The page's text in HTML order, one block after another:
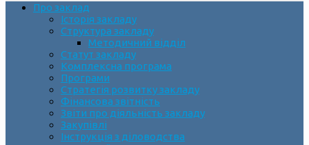
Про заклад
Історія закладу
Структура закладу
Методичний відділ
Статут закладу
Комплексна програма
Програми
Стратегія розвитку закладу
Фінансова звітність
Звіти про діяльність закладу
Закупівлі
Інструкція з діловодства